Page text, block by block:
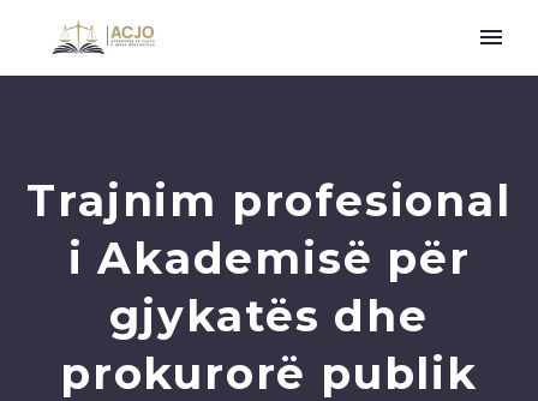
Trajnim profesional
i Akademisë për
gjykatës dhe
prokurorë publik